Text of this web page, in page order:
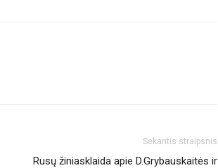
Sekantis straipsnis
Rusų žiniasklaida apie D.Grybauskaitės ir